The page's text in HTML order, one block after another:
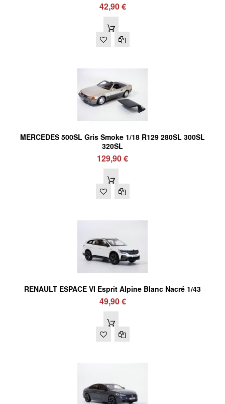
42,90 €
MERCEDES 500SL Gris Smoke 1/18 R129 280SL 300SL
320SL
129,90 €
RENAULT ESPACE VI Esprit Alpine Blanc Nacré 1/43
49,90 €